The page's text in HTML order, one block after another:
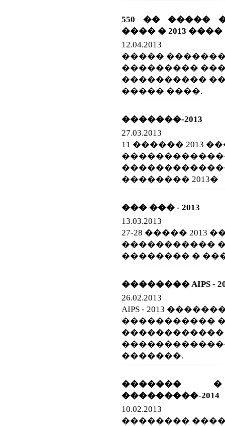
550 �� �����
���� � 2013 ����
12.04.2013
�����
���������
����������
����� ����.
�������-2013
27.03.2013
11 ������ 2013
�������� 2013�
��� ��� - 2013
13.03.2013
27-28 ����� 2013
�����������
�������� �
�������� AIPS -
26.02.2013
AIPS - 2013
�����������
������������
�������.
���������-2014
10.02.2013
��������